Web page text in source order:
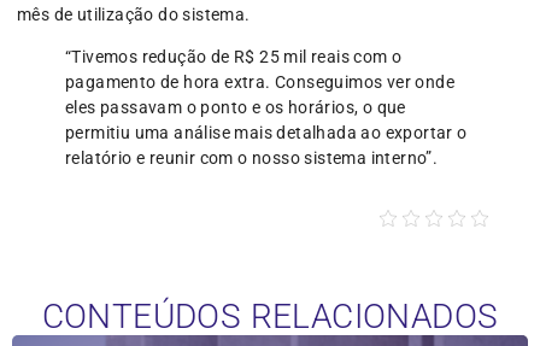
mês de utilização do sistema.
“Tivemos redução de R$ 25 mil reais com o
pagamento de hora extra. Conseguimos ver onde
eles passavam o ponto e os horários, o que
permitiu uma análise mais detalhada ao exportar o
relatório e reunir com o nosso sistema interno”.
CONTEÚDOS RELACIONADOS